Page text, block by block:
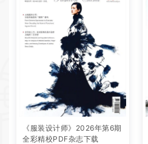
《服装设计师》2026年第6期
全彩精校PDF杂志下载